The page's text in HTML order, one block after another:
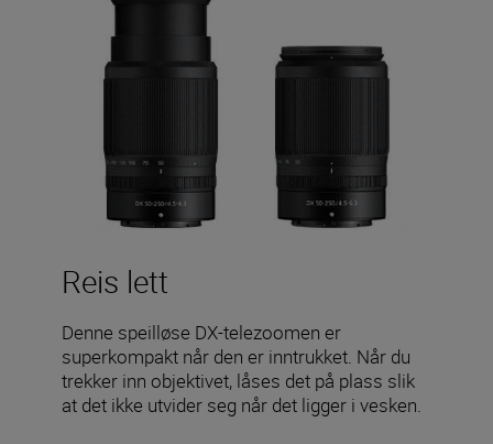
Reis lett
Denne speilløse DX-telezoomen er
superkompakt når den er inntrukket. Når du
trekker inn objektivet, låses det på plass slik
at det ikke utvider seg når det ligger i vesken.